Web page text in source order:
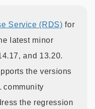
Service (RDS) for
latest minor
and 13.20.
the versions
community
the regression